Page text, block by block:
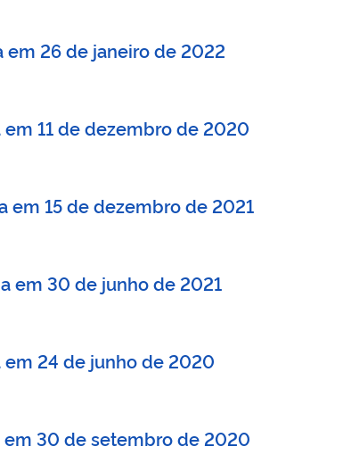
em 26 de janeiro de 2022
em 11 de dezembro de 2020
em 15 de dezembro de 2021
em 30 de junho de 2021
em 24 de junho de 2020
em 30 de setembro de 2020